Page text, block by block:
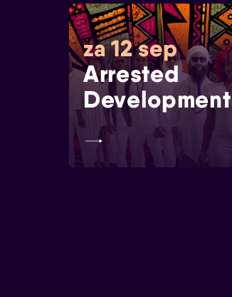
za 12 sep
Arrested
Development